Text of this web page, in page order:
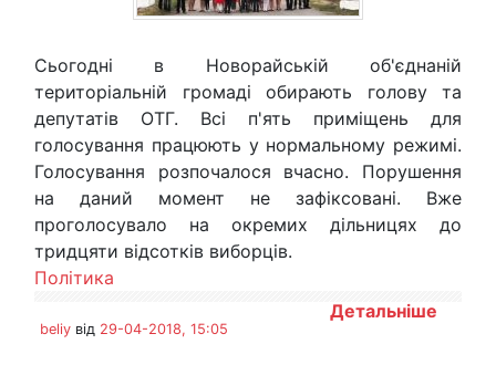
Сьогодні в Новорайській об'єднаній
територіальній громаді обирають голову та
депутатів ОТГ. Всі п'ять приміщень для
голосування працюють у нормальному режимі.
Голосування розпочалося вчасно. Порушення
на даний момент не зафіксовані. Вже
проголосувало на окремих дільницях до
тридцяти відсотків виборців.
Політика
Детальніше
beliy від 29-04-2018, 15:05